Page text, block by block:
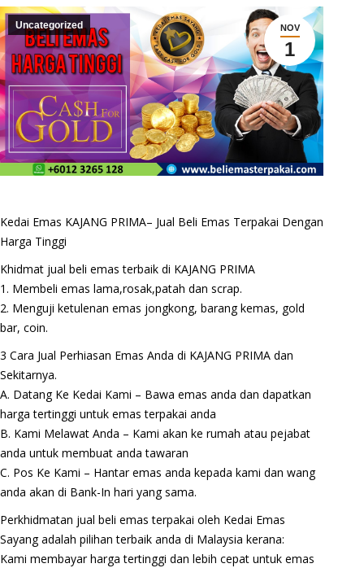
NOV
1
Uncategorized
Kedai Emas KAJANG PRIMA– Jual Beli Emas Terpakai Dengan
Harga Tinggi
Khidmat jual beli emas terbaik di KAJANG PRIMA
1. Membeli emas lama,rosak,patah dan scrap.
2. Menguji ketulenan emas jongkong, barang kemas, gold
bar, coin.
3 Cara Jual Perhiasan Emas Anda di KAJANG PRIMA dan
Sekitarnya.
A. Datang Ke Kedai Kami – Bawa emas anda dan dapatkan
harga tertinggi untuk emas terpakai anda
B. Kami Melawat Anda – Kami akan ke rumah atau pejabat
anda untuk membuat anda tawaran
C. Pos Ke Kami – Hantar emas anda kepada kami dan wang
anda akan di Bank-In hari yang sama.
Perkhidmatan jual beli emas terpakai oleh Kedai Emas
Sayang adalah pilihan terbaik anda di Malaysia kerana:
Kami membayar harga tertinggi dan lebih cepat untuk emas